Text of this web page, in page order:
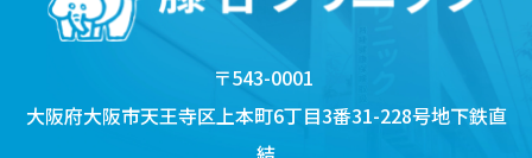
〒543-0001
大阪府大阪市天王寺区上本町6丁目3番31-228号地下鉄直